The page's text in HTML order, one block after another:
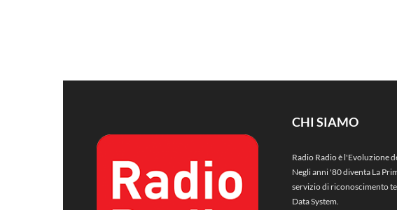
CHI SIAMO
Radio Radio è l'Evoluzione
Negli anni '80 diventa La
servizio di riconoscimento
Data System.